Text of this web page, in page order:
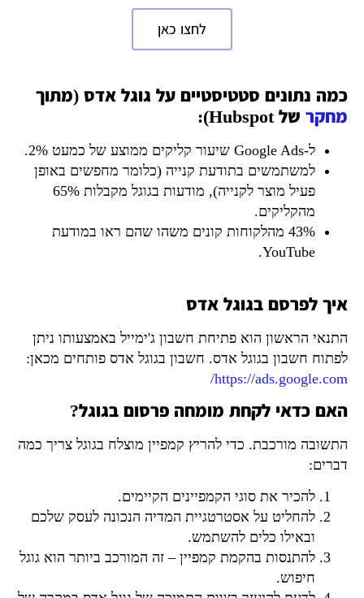
לחצו כאן
כמה נתונים סטטיסטיים על גוגל אדס (מתוך
מחקרשל Hubspot):
ל-Google Ads שיעור קליקים ממוצע של כמעט 2%.
למשתמשים בתודעת קנייה (כלומר מחפשים באופן
פעיל מוצר לקנייה), מודעות בגוגל מקבלות 65%
מהקליקים.
43% מהלקוחות קונים משהו שהם ראו במודעת
YouTube.
איך לפרסם בגוגל אדס
התנאי הראשון הוא פתיחת חשבון ג'ימייל באמצעותו ניתן
לפתוח חשבון בגוגל אדס. חשבון בגוגל אדס פותחים מכאן:
https://ads.google.com/
האם כדאי לקחת מומחה פרסום בגוגל?
התשובה מורכבת. כדי להריץ קמפיין מוצלח בגוגל צריך כמה
דברים:
להכיר את סוגי הקמפיינים הקיימים.
להחליט על אסטרטגיית המדיה הנכונה לעסק שלכם
ובאילו כלים להשתמש.
להתנסות בהקמת קמפיין – זה המורכב ביותר הוא גוגל
חיפוש.